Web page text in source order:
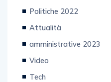
Politiche 2022
Attualità
amministrative 2023
Video
Tech